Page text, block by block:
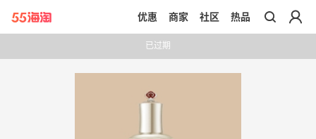
带你去官网买正品
优惠 商家 社区 热品
已过期